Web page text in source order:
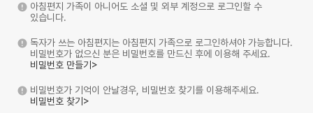
아침편지 가족이 아니어도 소셜 및 외부 계정으로 로그인할 수
있습니다.
독자가 쓰는 아침편지는 아침편지 가족으로 로그인하셔야 가능합니다.
비밀번호가 없으신 분은 비밀번호를 만드신 후에 이용해 주세요.
비밀번호 만들기>
비밀번호가 기억이 안날경우, 비밀번호 찾기를 이용해주세요.
비밀번호 찾기>